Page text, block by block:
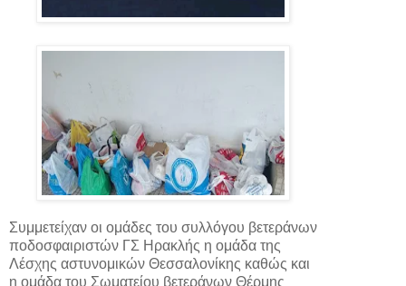
Συμμετείχαν οι ομάδες του συλλόγου βετεράνων
ποδοσφαιριστών ΓΣ Ηρακλής η ομάδα της
Λέσχης αστυνομικών Θεσσαλονίκης καθώς και
η ομάδα του Σωματείου βετεράνων Θέρμης